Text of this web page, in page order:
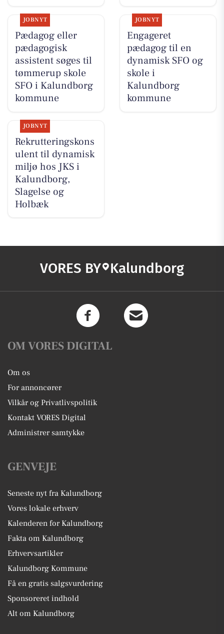
JOBNYT
Pædagog eller
pædagogisk
assistent søges til
tømmerup skole
SFO i Kalundborg
kommune
JOBNYT
Engageret
pædagog til en
dynamisk SFO og
skole i
Kalundborg
kommune
JOBNYT
Rekrutteringskons
ulent til dynamisk
miljø hos JKS i
Kalundborg,
Slagelse og
Holbæk
VORES BY Kalundborg
OM VORES DIGITAL
Om os
For annoncører
Vilkår og Privatlivspolitik
Kontakt VORES Digital
Administrer samtykke
GENVEJE
Seneste nyt fra Kalundborg
Vores lokale erhverv
Kalenderen for Kalundborg
Fakta om Kalundborg
Erhvervsartikler
Kalundborg Kommune
Få en gratis salgsvurdering
Sponsoreret indhold
Alt om Kalundborg